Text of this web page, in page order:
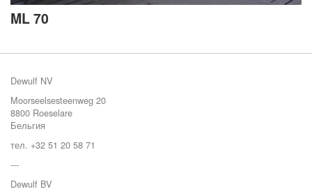
ML 70
Dewulf NV
Moorseelsesteenweg 20
8800 Roeselare
Бельгия
тел. +32 51 20 58 71
---
Dewulf BV